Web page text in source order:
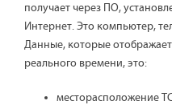
получает через ПО,
Интернет. Это компьютер,
Данные, которые
реального времени, это:
месторасположение